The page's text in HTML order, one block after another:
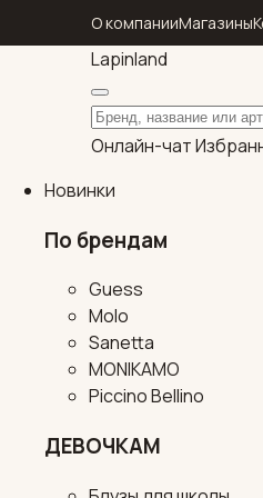
О компанииМагазины
Lapinland
Поиск по каталогу
Онлайн-чат
Новинки
По брендам
Guess
Molo
Sanetta
MONIKAMO
Piccino Bellino
ДЕВОЧКАМ